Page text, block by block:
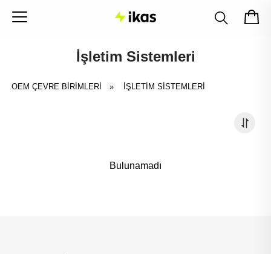
İşletim Sistemleri
OEM ÇEVRE BİRİMLERİ » İŞLETIM SISTEMLERI
Bulunamadı